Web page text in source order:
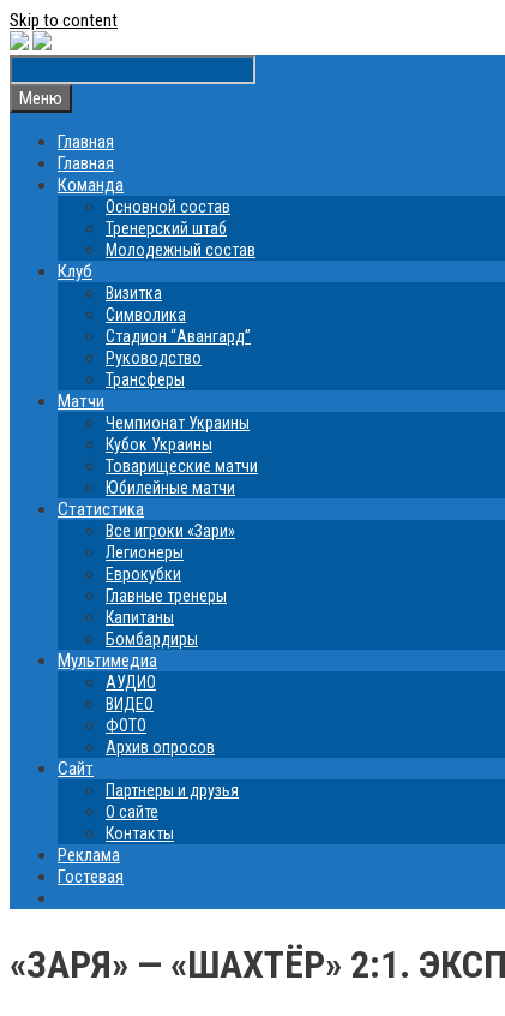
Skip to content
Меню
Главная
Главная
Команда
Основной состав
Тренерский штаб
Молодежный состав
Клуб
Визитка
Символика
Стадион “Авангард”
Руководство
Трансферы
Матчи
Чемпионат Украины
Кубок Украины
Товарищеские матчи
Юбилейные матчи
Статистика
Все игроки «Зари»
Легионеры
Еврокубки
Главные тренеры
Капитаны
Бомбардиры
Мультимедиа
АУДИО
ВИДЕО
ФОТО
Архив опросов
Сайт
Партнеры и друзья
О сайте
Контакты
Реклама
Гостевая
«ЗАРЯ» — «ШАХТЁР» 2:1.